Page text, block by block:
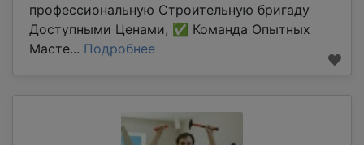
профессиональную Строительную бригаду
Доступными Ценами, ✅ Команда Опытных
Масте... Подробнее